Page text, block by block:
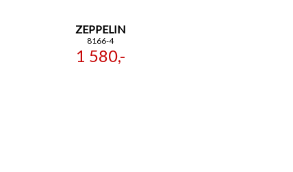
ZEPPELIN
8166-4
1 580,-